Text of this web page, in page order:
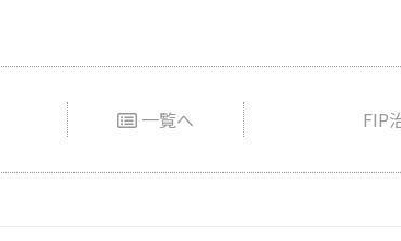
一覧へ FIP